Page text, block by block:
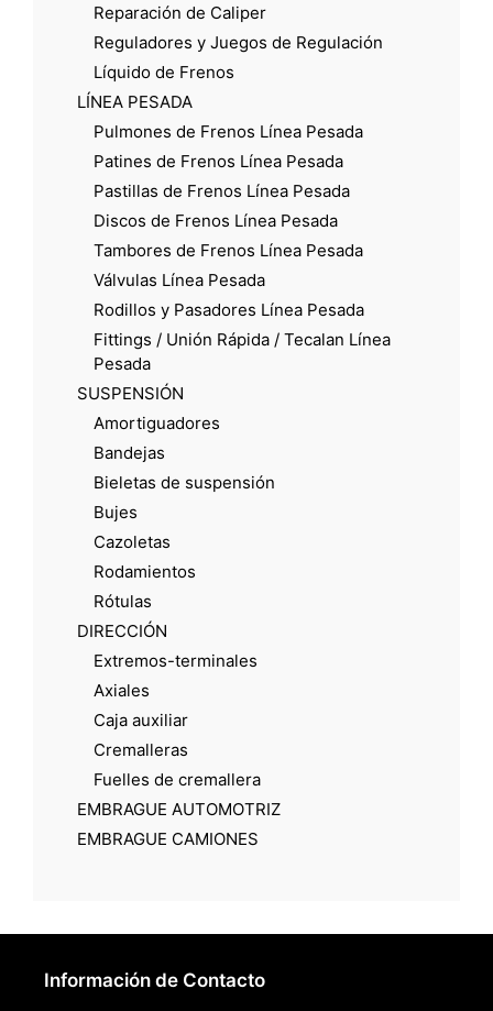
Reparación de Caliper
Reguladores y Juegos de Regulación
Líquido de Frenos
LÍNEA PESADA
Pulmones de Frenos Línea Pesada
Patines de Frenos Línea Pesada
Pastillas de Frenos Línea Pesada
Discos de Frenos Línea Pesada
Tambores de Frenos Línea Pesada
Válvulas Línea Pesada
Rodillos y Pasadores Línea Pesada
Fittings / Unión Rápida / Tecalan Línea
Pesada
SUSPENSIÓN
Amortiguadores
Bandejas
Bieletas de suspensión
Bujes
Cazoletas
Rodamientos
Rótulas
DIRECCIÓN
Extremos-terminales
Axiales
Caja auxiliar
Cremalleras
Fuelles de cremallera
EMBRAGUE AUTOMOTRIZ
EMBRAGUE CAMIONES
Información de Contacto